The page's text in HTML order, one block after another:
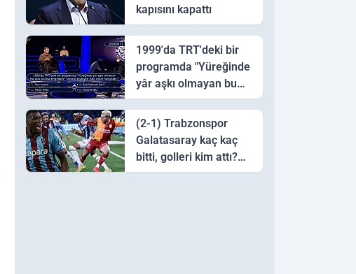
kapısını kapattı
1999'da TRT'deki bir
programda "Yüreğinde
yâr aşkı olmayan bu
sazı çalarsa tingirdatır"
sözünü söyleyen halk
ozanı hangisidir?
(2-1) Trabzonspor
Galatasaray kaç kaç
bitti, golleri kim attı?
Trabzonspor